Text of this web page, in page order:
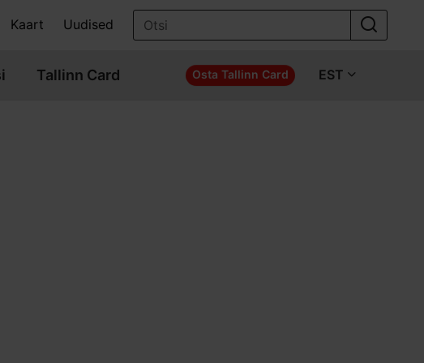
Kaart Uudised
Tallinn Card Osta Tallinn Card EST